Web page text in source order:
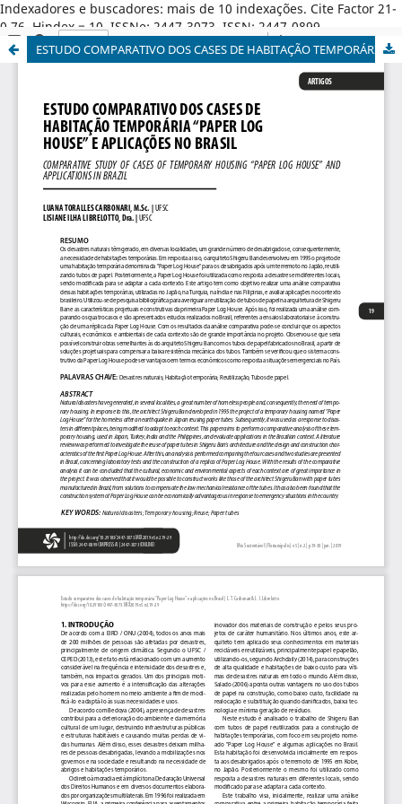
Indexadores e buscadores: mais de 10 indexações. Cite Factor 21-
0,76. Hindex = 10. ISSNe: 2447-3073. ISSN: 2447-0899.
ESTUDO COMPARATIVO DOS CASES DE HABITAÇÃO TEMPORÁRIA “PAPER LOG HOUSE” E APLICAÇÕES NO BRASIL